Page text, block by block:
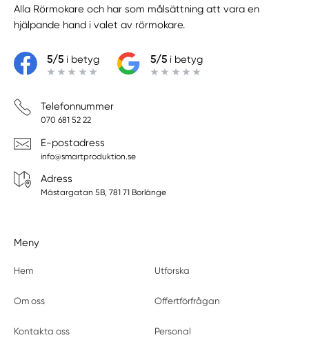
Alla Rörmokare och har som målsättning att vara en
hjälpande hand i valet av rörmokare.
5/5i betyg 5/5i betyg
Telefonnummer
070 681 52 22
E-postadress
info@smartproduktion.se
Adress
Mästargatan 5B, 781 71 Borlänge
Meny
Hem Utforska
Om oss Offertförfrågan
Kontakta oss Personal